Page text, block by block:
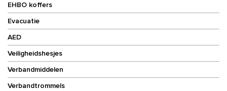
EHBO koffers
Evacuatie
AED
Veiligheidshesjes
Verbandmiddelen
Verbandtrommels